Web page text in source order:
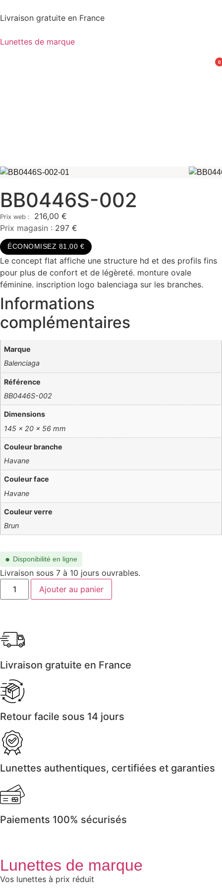
Livraison gratuite en France
Lunettes de marque
0
BB0446S-002
216,00 €
Prix magasin : 297 €
ÉCONOMISEZ 81,00 €
Le concept flat affiche une structure hd et des profils fins
pour plus de confort et de légèreté. monture ovale
féminine. inscription logo balenciaga sur les branches.
Informations
complémentaires
Référence
BB0446S-002
Dimensions
145 × 20 × 56 mm
Couleur branche
Havane
Couleur face
Havane
Couleur verre
Brun
Marque
Balenciaga
● Disponibilité en ligne
Livraison sous 7 à 10 jours ouvrables.
Ajouter au panier
Livraison gratuite en France
Retour facile sous 14 jours
Lunettes authentiques, certifiées et garanties
Paiements 100% sécurisés
Lunettes de marque
Vos lunettes à prix réduit